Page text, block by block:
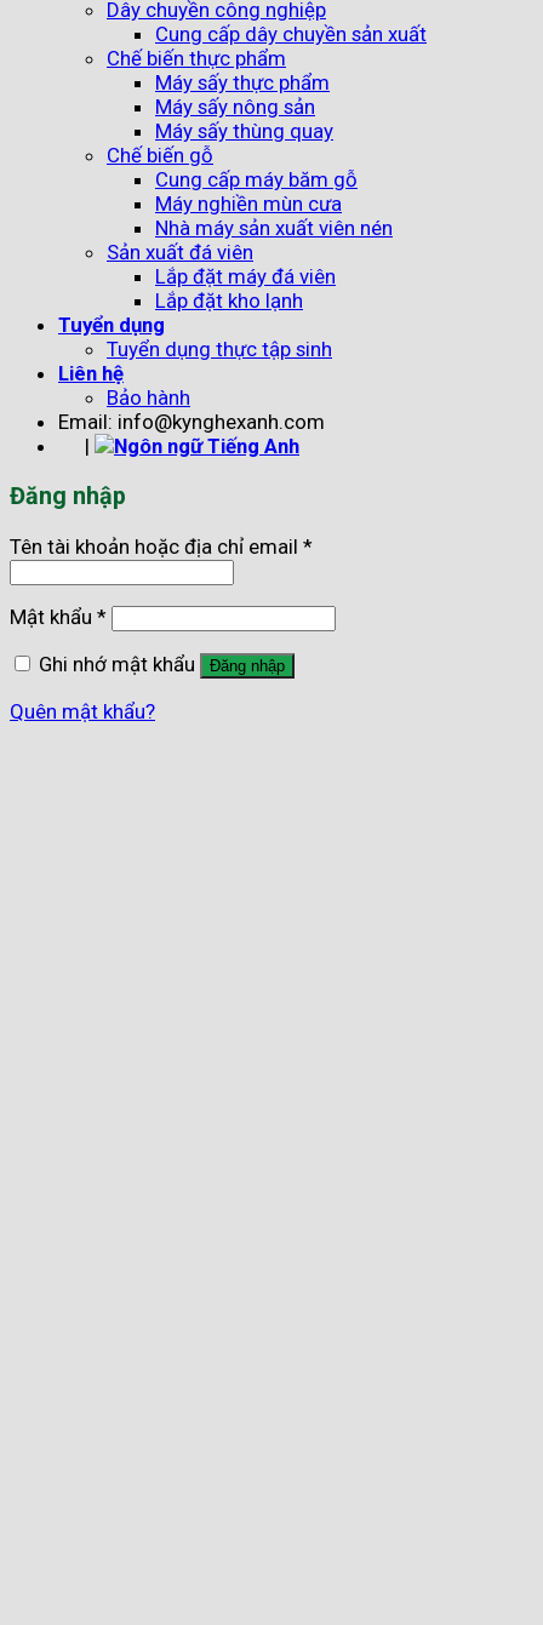
Dây chuyền công nghiệp
Cung cấp dây chuyền sản xuất
Chế biến thực phẩm
Máy sấy thực phẩm
Máy sấy nông sản
Máy sấy thùng quay
Chế biến gỗ
Cung cấp máy băm gỗ
Máy nghiền mùn cưa
Nhà máy sản xuất viên nén
Sản xuất đá viên
Lắp đặt máy đá viên
Lắp đặt kho lạnh
Tuyển dụng
Tuyển dụng thực tập sinh
Liên hệ
Bảo hành
Email: info@kynghexanh.com
|
Đăng nhập
Tên tài khoản hoặc địa chỉ email *
Mật khẩu *
Ghi nhớ mật khẩu
Đăng nhập
Quên mật khẩu?